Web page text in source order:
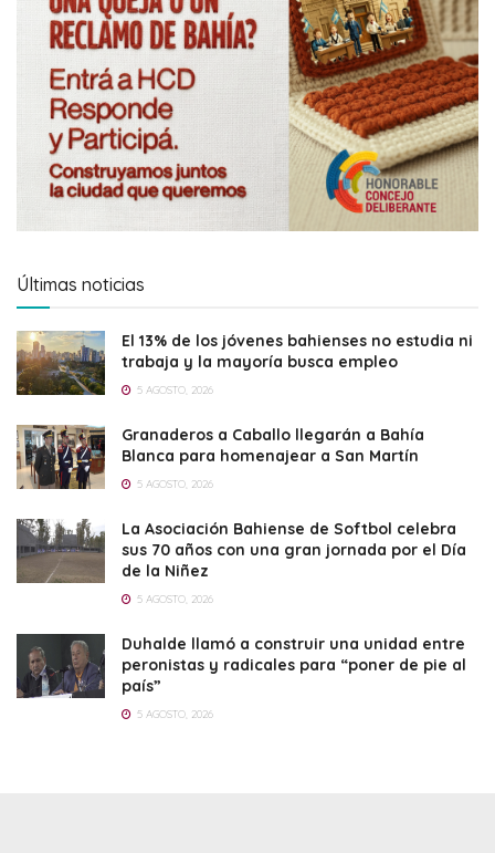
Últimas noticias
El 13% de los jóvenes bahienses no estudia ni
trabaja y la mayoría busca empleo
5 AGOSTO, 2026
Granaderos a Caballo llegarán a Bahía
Blanca para homenajear a San Martín
5 AGOSTO, 2026
La Asociación Bahiense de Softbol celebra
sus 70 años con una gran jornada por el Día
de la Niñez
5 AGOSTO, 2026
Duhalde llamó a construir una unidad entre
peronistas y radicales para “poner de pie al
país”
5 AGOSTO, 2026